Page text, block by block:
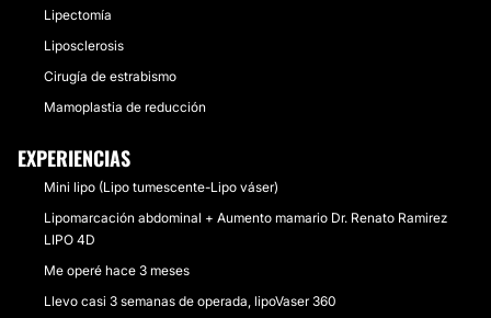
Lipectomía
Liposclerosis
Cirugía de estrabismo
Mamoplastia de reducción
EXPERIENCIAS
Mini lipo (Lipo tumescente-Lipo váser)
Lipomarcación abdominal + Aumento mamario Dr. Renato Ramirez
LIPO 4D
Me operé hace 3 meses
Llevo casi 3 semanas de operada, lipoVaser 360